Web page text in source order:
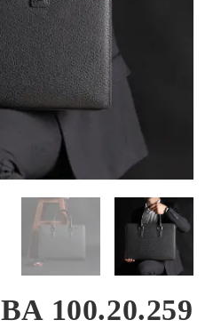
BA 100.20.259